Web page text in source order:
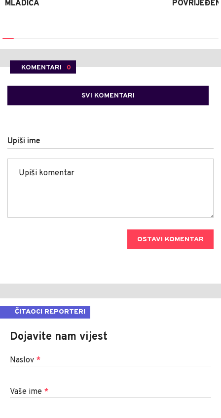
MLADIĆA
KOMENTARI 0
SVI KOMENTARI
Upiši ime
OSTAVI KOMENTAR
ČITAOCI REPORTERI
Dojavite nam vijest
Naslov *
Vaše ime *